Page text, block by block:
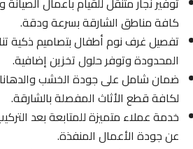
كافة مناطق الشارقة بسرعة ودقة.
تفصيل غرف نوم أطفال بتصاميم ذكية
المحدودة وتوفر حلول تخزين إضافية.
ضمان شامل على جودة الخشب والدهانات
لكافة قطع الأثاث المفصلة بالشارقة.
خدمة عملاء متميزة للمتابعة بعد التركيب
عن جودة الأعمال المنفذة.